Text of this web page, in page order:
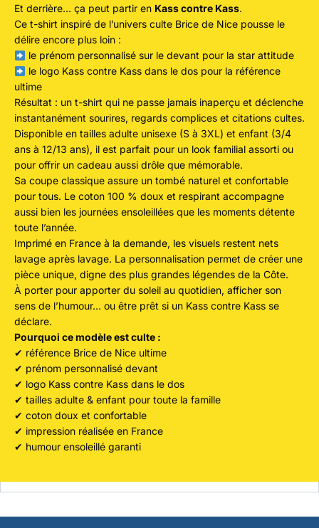
Et derrière… ça peut partir en Kass contre Kass.
Ce t-shirt inspiré de l’univers culte Brice de Nice pousse le
délire encore plus loin :
le prénom personnalisé sur le devant pour la star attitude
le logo Kass contre Kass dans le dos pour la référence
ultime
Résultat : un t-shirt qui ne passe jamais inaperçu et déclenche
instantanément sourires, regards complices et citations cultes.
Disponible en tailles adulte unisexe (S à 3XL) et enfant (3/4
ans à 12/13 ans), il est parfait pour un look familial assorti ou
pour offrir un cadeau aussi drôle que mémorable.
Sa coupe classique assure un tombé naturel et confortable
pour tous. Le coton 100 % doux et respirant accompagne
aussi bien les journées ensoleillées que les moments détente
toute l’année.
Imprimé en France à la demande, les visuels restent nets
lavage après lavage. La personnalisation permet de créer une
pièce unique, digne des plus grandes légendes de la Côte.
À porter pour apporter du soleil au quotidien, afficher son
sens de l’humour… ou être prêt si un Kass contre Kass se
déclare.
Pourquoi ce modèle est culte :
✔ référence Brice de Nice ultime
✔ prénom personnalisé devant
✔ logo Kass contre Kass dans le dos
✔ tailles adulte & enfant pour toute la famille
✔ coton doux et confortable
✔ impression réalisée en France
✔ humour ensoleillé garanti